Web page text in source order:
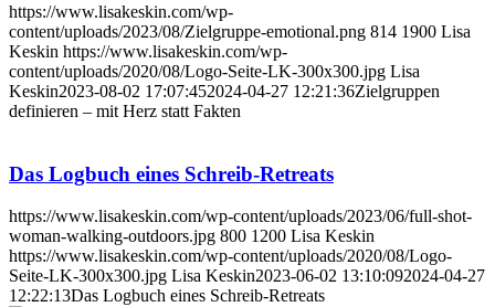
https://www.lisakeskin.com/wp-
content/uploads/2023/08/Zielgruppe-emotional.png 814 1900 Lisa
Keskin https://www.lisakeskin.com/wp-
content/uploads/2020/08/Logo-Seite-LK-300x300.jpg Lisa
Keskin2023-08-02 17:07:452024-04-27 12:21:36Zielgruppen
definieren – mit Herz statt Fakten
Das Logbuch eines Schreib-Retreats
https://www.lisakeskin.com/wp-content/uploads/2023/06/full-shot-
woman-walking-outdoors.jpg 800 1200 Lisa Keskin
https://www.lisakeskin.com/wp-content/uploads/2020/08/Logo-
Seite-LK-300x300.jpg Lisa Keskin2023-06-02 13:10:092024-04-27
12:22:13Das Logbuch eines Schreib-Retreats